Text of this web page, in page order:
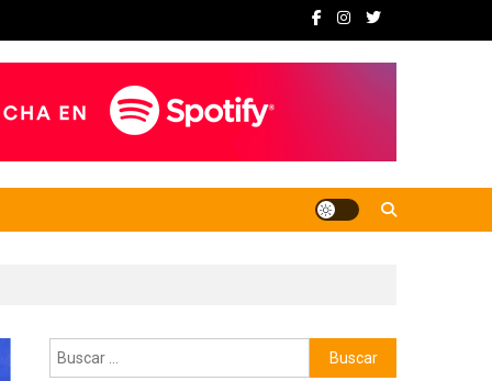
Buscar: